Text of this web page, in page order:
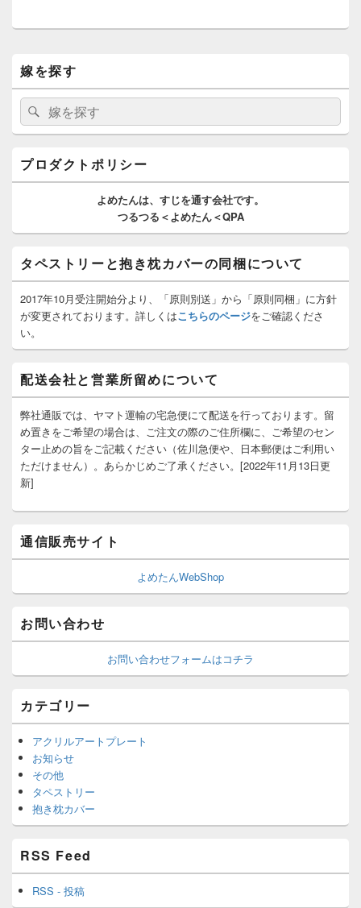
稿:
イ
ン
サ
ド
ー
ッ
エ
リ
ア
嫁を探す
検
索:
検
索
プロダクトポリシー
よめたんは、 すじを通す会社です。
つるつる＜よめたん＜QPA
タペストリーと抱き枕カバーの同梱について
2017年10月受注開始分より、「原則別送」から「原則同梱」に方針
が変更されております。詳しくはこちらのページをご確認くださ
い。
配送会社と営業所留めについて
弊社通販では、ヤマト運輸の宅急便にて配送を行っております。留
め置きをご希望の場合は、ご注文の際のご住所欄に、ご希望のセン
ター止めの旨をご記載ください（佐川急便や、日本郵便はご利用い
ただけません）。あらかじめご了承ください。[2022年11月13日更
新]
通信販売サイト
よめたんWebShop
お問い合わせ
お問い合わせフォームはコチラ
カテゴリー
アクリルアートプレート
お知らせ
その他
タペストリー
抱き枕カバー
RSS Feed
RSS - 投稿